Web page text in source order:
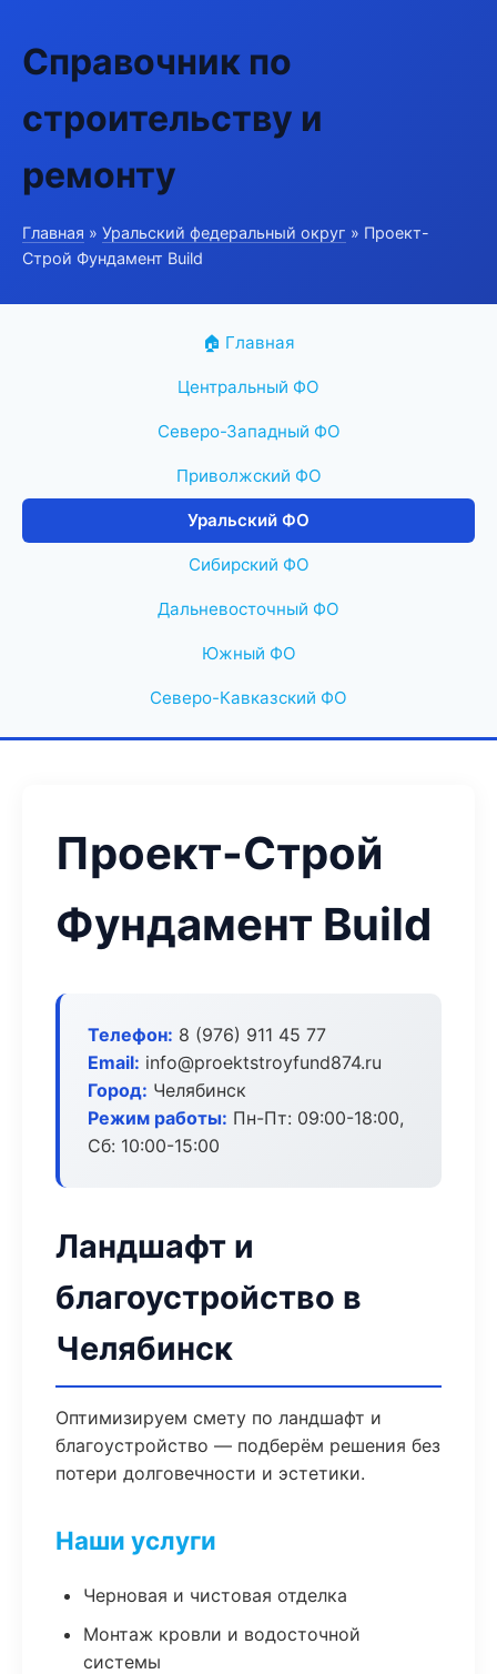
Справочник по
строительству и
ремонту
Главная » Уральский федеральный округ » Проект-
Строй Фундамент Build
🏠 Главная
Центральный ФО
Северо-Западный ФО
Приволжский ФО
Уральский ФО
Сибирский ФО
Дальневосточный ФО
Южный ФО
Северо-Кавказский ФО
Проект-Строй
Фундамент Build
Телефон: 8 (976) 911 45 77
Email: info@proektstroyfund874.ru
Город: Челябинск
Режим работы: Пн-Пт: 09:00-18:00,
Сб: 10:00-15:00
Ландшафт и
благоустройство в
Челябинск
Оптимизируем смету по ландшафт и
благоустройство — подберём решения без
потери долговечности и эстетики.
Наши услуги
Черновая и чистовая отделка
Монтаж кровли и водосточной
системы